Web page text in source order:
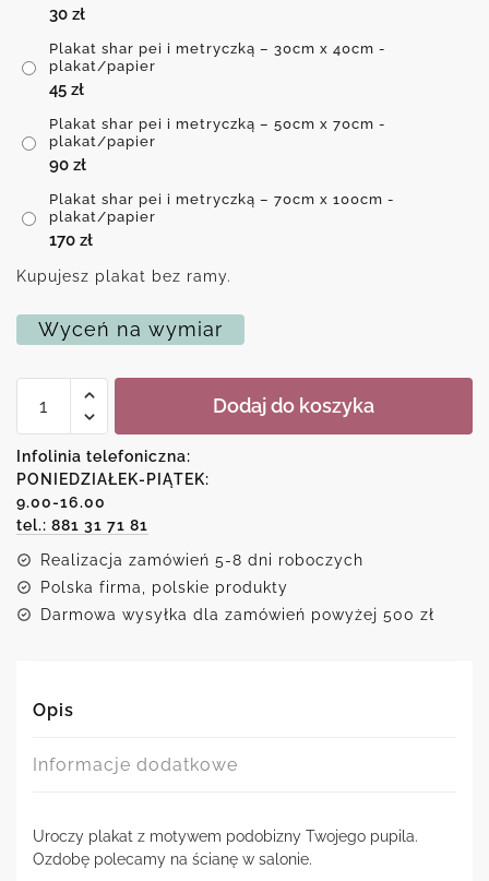
30 zł
Plakat shar pei i metryczką – 30cm x 40cm -
plakat/papier
45 zł
Plakat shar pei i metryczką – 50cm x 70cm -
plakat/papier
90 zł
Plakat shar pei i metryczką – 70cm x 100cm -
plakat/papier
170 zł
Kupujesz plakat bez ramy.
Wyceń na wymiar
Plakat
i
metryczką
Dodaj do koszyka
Infolinia telefoniczna:
PONIEDZIAŁEK-PIĄTEK:
9.00-16.00
tel.: 881 31 71 81
Realizacja zamówień 5-8 dni roboczych
Polska firma, polskie produkty
Darmowa wysyłka dla zamówień powyżej 500 zł
Opis
Informacje dodatkowe
Uroczy plakat z motywem podobizny Twojego pupila.
Ozdobę polecamy na ścianę w salonie.